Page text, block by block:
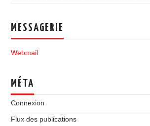
MESSAGERIE
Webmail
MÉTA
Connexion
Flux des publications